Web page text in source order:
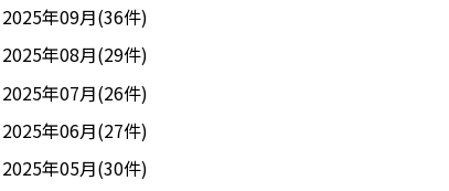
2025年09月(36件)
2025年08月(29件)
2025年07月(26件)
2025年06月(27件)
2025年05月(30件)